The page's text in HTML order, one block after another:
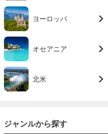
ヨーロッパ
オセアニア
北米
ジャンルから探す